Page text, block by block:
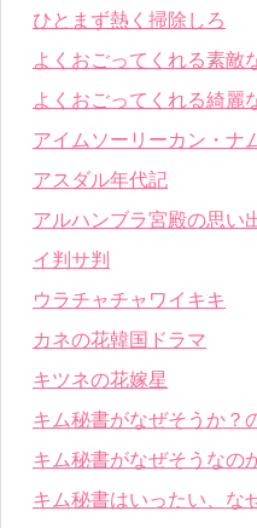
ひとまず熱く掃除しろ
よくおごってくれる素敵
よくおごってくれる綺麗
アイムソーリーカン・ナ
アスダル年代記
アルハンブラ宮殿の思い
イ判サ判
ウラチャチャワイキキ
カネの花韓国ドラマ
キツネの花嫁星
キム秘書がなぜそうか？
キム秘書がなぜそうなの
キム秘書はいったい、な